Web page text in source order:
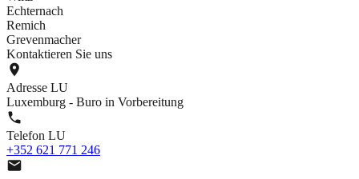
Echternach
Remich
Grevenmacher
Kontaktieren Sie uns
Adresse LU
Luxemburg - Buro in Vorbereitung
Telefon LU
+352 621 771 246